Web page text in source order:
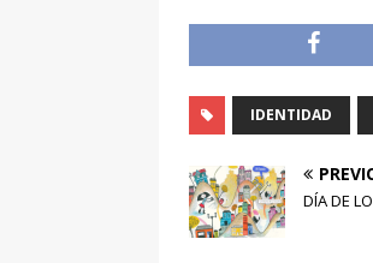
IDENTIDAD
DÍA DE